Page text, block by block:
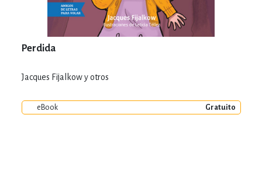
Perdida
Jacques Fijalkow y otros
eBook Gratuito